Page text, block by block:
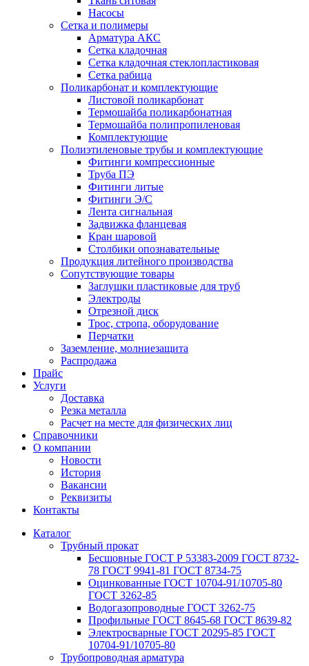
Насосы
Сетка и полимеры
Арматура АКС
Сетка кладочная
Сетка кладочная стеклопластиковая
Сетка рабица
Поликарбонат и комплектующие
Листовой поликарбонат
Термошайба поликарбонатная
Термошайба полипропиленовая
Комплектующие
Полиэтиленовые трубы и комплектующие
Фитинги компрессионные
Труба ПЭ
Фитинги литые
Фитинги Э/С
Лента сигнальная
Задвижка фланцевая
Кран шаровой
Столбики опознавательные
Продукция литейного производства
Сопутствующие товары
Заглушки пластиковые для труб
Электроды
Отрезной диск
Трос, стропа, оборудование
Перчатки
Заземление, молниезащита
Распродажа
Прайс
Услуги
Доставка
Резка металла
Расчет на месте для физических лиц
Справочники
О компании
Новости
История
Вакансии
Реквизиты
Контакты
Каталог
Трубный прокат
Беcшовные ГОСТ Р 53383-2009 ГОСТ 8732-
78 ГОСТ 9941-81 ГОСТ 8734-75
Оцинкованные ГОСТ 10704-91/10705-80
ГОСТ 3262-85
Водогазопроводные ГОСТ 3262-75
Профильные ГОСТ 8645-68 ГОСТ 8639-82
Электросварные ГОСТ 20295-85 ГОСТ
10704-91/10705-80
Трубопроводная арматура